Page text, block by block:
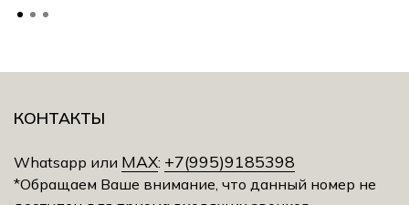
КОНТАКТЫ
Whatsapp или MAX: +7(995)9185398
*Обращаем Ваше внимание, что данный номер не